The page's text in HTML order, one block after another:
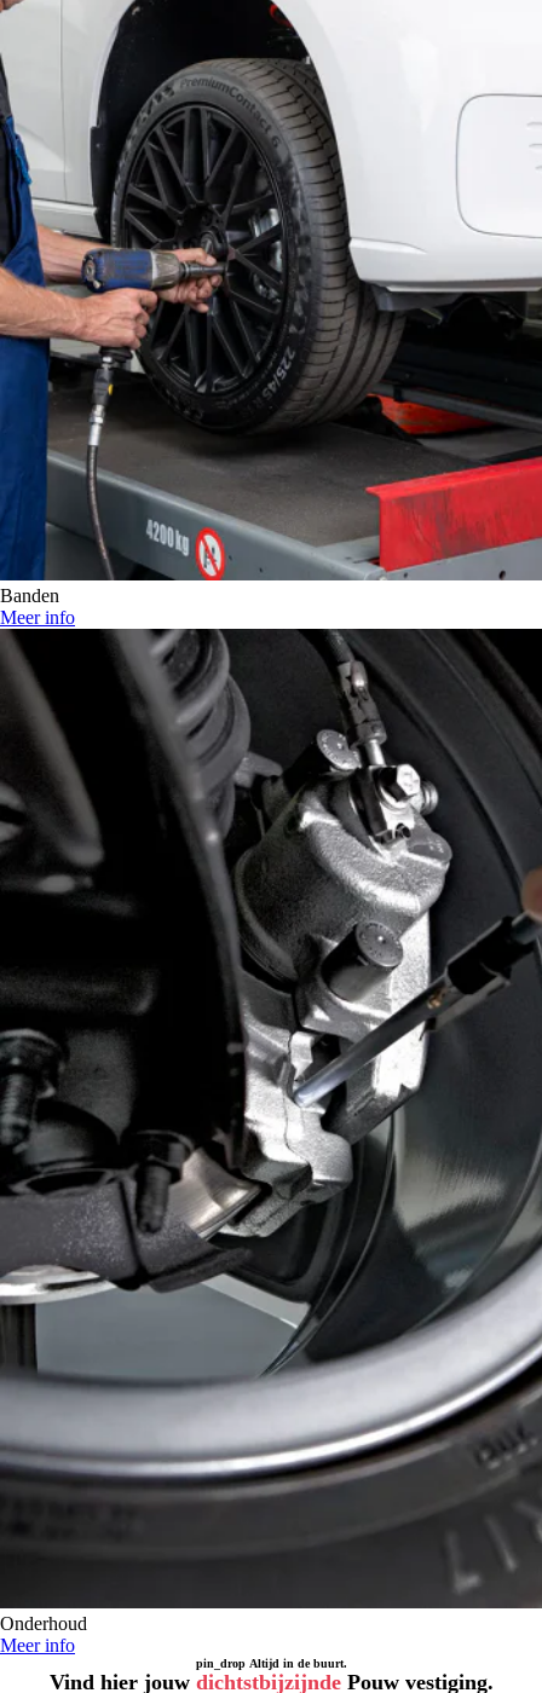
Banden
Meer info
Onderhoud
Meer info
pin_dropAltijd in de buurt.
Vind hier jouw dichtstbijzijndePouw vestiging.